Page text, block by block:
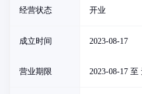
经营状态 开业
成立时间 2023-08-17
营业期限 2023-08-17 至